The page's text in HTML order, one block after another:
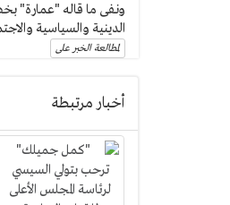
ونفى ما قاله "عمارة"
الدينية والسياسية
لمطالعة الخبر على
أخبار مرتبطة